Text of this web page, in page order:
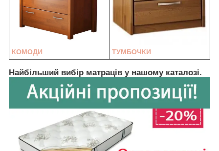
КОМОДИ ТУМБОЧКИ
Найбільший вибір матраців у нашому каталозі.